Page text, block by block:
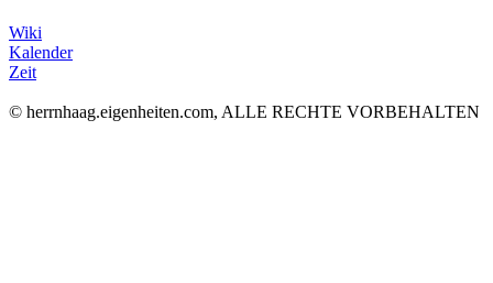
Wiki
Kalender
Zeit
© herrnhaag.eigenheiten.com, ALLE RECHTE VORBEHALTEN